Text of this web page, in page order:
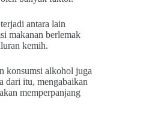
antara lain
makanan berlemak
kemih.
konsumsi alkohol juga
dari itu, mengabaikan
memperpanjang